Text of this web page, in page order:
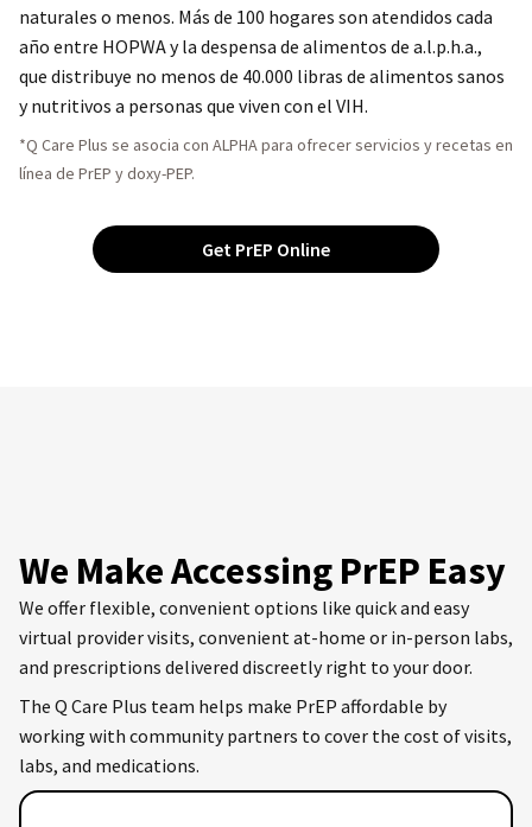
naturales o menos. Más de 100 hogares son atendidos cada
año entre HOPWA y la despensa de alimentos de a.l.p.h.a.,
que distribuye no menos de 40.000 libras de alimentos sanos
y nutritivos a personas que viven con el VIH.
*Q Care Plus se asocia con ALPHA para ofrecer servicios y recetas en
línea de PrEP y doxy-PEP.
Get PrEP Online
We Make Accessing PrEP Easy
We offer flexible, convenient options like quick and easy
virtual provider visits, convenient at-home or in-person labs,
and prescriptions delivered discreetly right to your door.
The Q Care Plus team helps make PrEP affordable by
working with community partners to cover the cost of visits,
labs, and medications.